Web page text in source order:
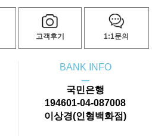
고객후기 1:1문의
BANK INFO
ㅡ
국민은행
194601-04-087008
이상경(인형백화점)